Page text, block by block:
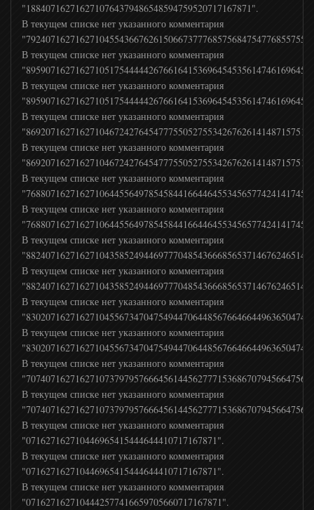
"1884071627162710764379486548594759520717167871".
В текущем списке нет указанного комментария
В текущем списке нет указанного комментария
В текущем списке нет указанного комментария
В текущем списке нет указанного комментария
В текущем списке нет указанного комментария
В текущем списке нет указанного комментария
В текущем списке нет указанного комментария
В текущем списке нет указанного комментария
В текущем списке нет указанного комментария
В текущем списке нет указанного комментария
В текущем списке нет указанного комментария
В текущем списке нет указанного комментария
В текущем списке нет указанного комментария
В текущем списке нет указанного комментария
"071627162710446965415444644410717167871".
В текущем списке нет указанного комментария
"071627162710446965415444644410717167871".
В текущем списке нет указанного комментария
"0716271627104442577416659705660717167871".